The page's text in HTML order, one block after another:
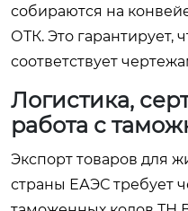
собираются на
ОТК. Это гарантирует,
соответствует
Логистика,
работа с
Экспорт товаров для
страны ЕАЭС требует